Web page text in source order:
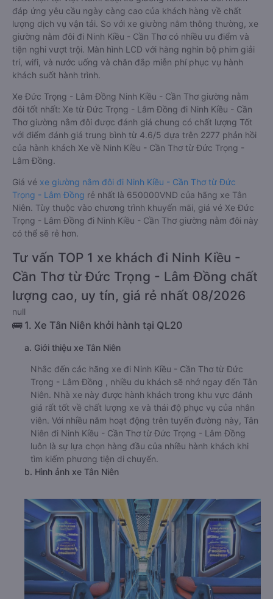
đáp ứng yêu cầu ngày càng cao của khách hàng về chất
lượng dịch vụ vận tải. So với xe giường nằm thông thường, xe
giường nằm đôi đi Ninh Kiều - Cần Thơ có nhiều ưu điểm và
tiện nghi vượt trội. Màn hình LCD với hàng nghìn bộ phim giải
trí, wifi, và nước uống và chăn đắp miễn phí phục vụ hành
khách suốt hành trình.
Xe Đức Trọng - Lâm Đồng Ninh Kiều - Cần Thơ giường nằm
đôi tốt nhất: Xe từ Đức Trọng - Lâm Đồng đi Ninh Kiều - Cần
Thơ giường nằm đôi được đánh giá chung có chất lượng Tốt
với điểm đánh giá trung bình từ 4.6/5 dựa trên 2277 phản hồi
của hành khách Xe về Ninh Kiều - Cần Thơ từ Đức Trọng -
Lâm Đồng.
Giá vé xe giường nằm đôi đi Ninh Kiều - Cần Thơ từ Đức
Trọng - Lâm Đồng rẻ nhất là 650000VND của hãng xe Tân
Niên. Tùy thuộc vào chương trình khuyến mãi, giá vé Xe Đức
Trọng - Lâm Đồng đi Ninh Kiều - Cần Thơ giường nằm đôi này
có thể sẽ rẻ hơn.
Tư vấn TOP 1 xe khách đi Ninh Kiều -
Cần Thơ từ Đức Trọng - Lâm Đồng chất
lượng cao, uy tín, giá rẻ nhất 08/2026
null
🚌 1. Xe Tân Niên khởi hành tại QL20
a. Giới thiệu xe Tân Niên
Nhắc đến các hãng xe đi Ninh Kiều - Cần Thơ từ Đức
Trọng - Lâm Đồng , nhiều du khách sẽ nhớ ngay đến Tân
Niên. Nhà xe này được hành khách trong khu vực đánh
giá rất tốt về chất lượng xe và thái độ phục vụ của nhân
viên. Với nhiều năm hoạt động trên tuyến đường này, Tân
Niên đi Ninh Kiều - Cần Thơ từ Đức Trọng - Lâm Đồng
luôn là sự lựa chọn hàng đầu của nhiều hành khách khi
tìm kiếm phương tiện di chuyển.
b. Hình ảnh xe Tân Niên